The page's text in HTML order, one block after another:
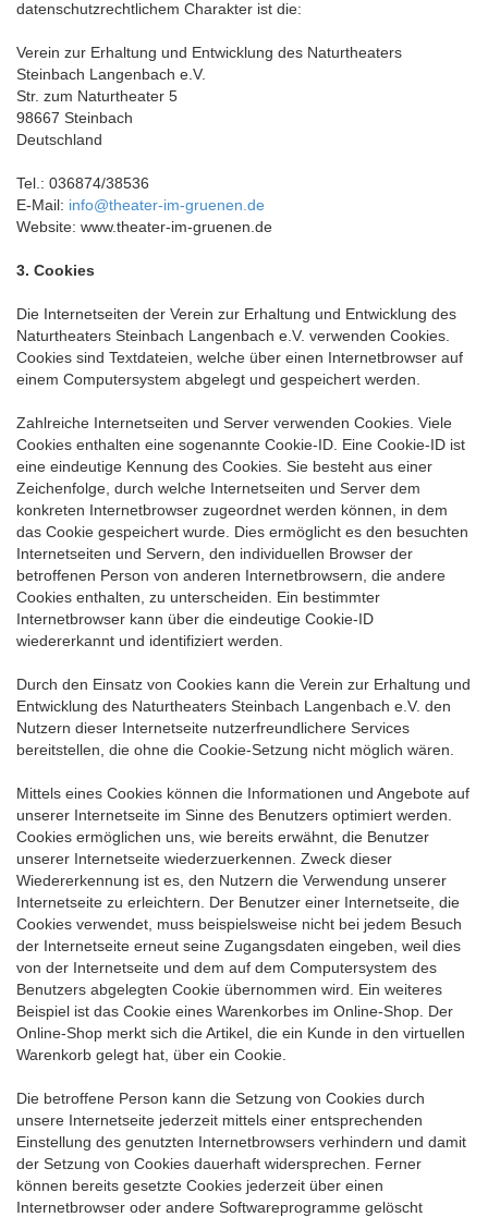
datenschutzrechtlichem Charakter ist die:
Verein zur Erhaltung und Entwicklung des Naturtheaters
Steinbach Langenbach e.V.
Str. zum Naturtheater 5
98667 Steinbach
Deutschland
Tel.: 036874/38536
E-Mail: info@theater-im-gruenen.de
Website: www.theater-im-gruenen.de
3. Cookies
Die Internetseiten der Verein zur Erhaltung und Entwicklung des
Naturtheaters Steinbach Langenbach e.V. verwenden Cookies.
Cookies sind Textdateien, welche über einen Internetbrowser auf
einem Computersystem abgelegt und gespeichert werden.
Zahlreiche Internetseiten und Server verwenden Cookies. Viele
Cookies enthalten eine sogenannte Cookie-ID. Eine Cookie-ID ist
eine eindeutige Kennung des Cookies. Sie besteht aus einer
Zeichenfolge, durch welche Internetseiten und Server dem
konkreten Internetbrowser zugeordnet werden können, in dem
das Cookie gespeichert wurde. Dies ermöglicht es den besuchten
Internetseiten und Servern, den individuellen Browser der
betroffenen Person von anderen Internetbrowsern, die andere
Cookies enthalten, zu unterscheiden. Ein bestimmter
Internetbrowser kann über die eindeutige Cookie-ID
wiedererkannt und identifiziert werden.
Durch den Einsatz von Cookies kann die Verein zur Erhaltung und
Entwicklung des Naturtheaters Steinbach Langenbach e.V. den
Nutzern dieser Internetseite nutzerfreundlichere Services
bereitstellen, die ohne die Cookie-Setzung nicht möglich wären.
Mittels eines Cookies können die Informationen und Angebote auf
unserer Internetseite im Sinne des Benutzers optimiert werden.
Cookies ermöglichen uns, wie bereits erwähnt, die Benutzer
unserer Internetseite wiederzuerkennen. Zweck dieser
Wiedererkennung ist es, den Nutzern die Verwendung unserer
Internetseite zu erleichtern. Der Benutzer einer Internetseite, die
Cookies verwendet, muss beispielsweise nicht bei jedem Besuch
der Internetseite erneut seine Zugangsdaten eingeben, weil dies
von der Internetseite und dem auf dem Computersystem des
Benutzers abgelegten Cookie übernommen wird. Ein weiteres
Beispiel ist das Cookie eines Warenkorbes im Online-Shop. Der
Online-Shop merkt sich die Artikel, die ein Kunde in den virtuellen
Warenkorb gelegt hat, über ein Cookie.
Die betroffene Person kann die Setzung von Cookies durch
unsere Internetseite jederzeit mittels einer entsprechenden
Einstellung des genutzten Internetbrowsers verhindern und damit
der Setzung von Cookies dauerhaft widersprechen. Ferner
können bereits gesetzte Cookies jederzeit über einen
Internetbrowser oder andere Softwareprogramme gelöscht